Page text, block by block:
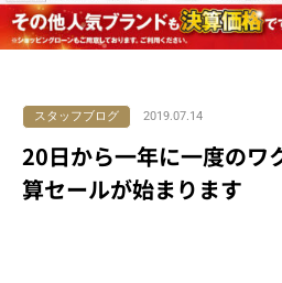
スタッフブログ 2019.07.14
20日から一年に一度のワ
算セールが始まります